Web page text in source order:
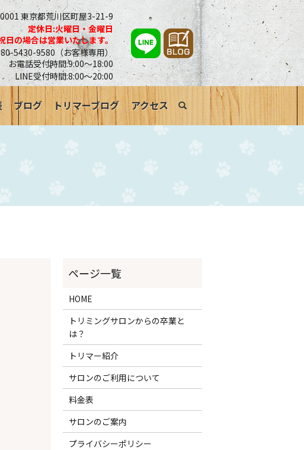
東京都荒川区町屋3-21-9
定休日:火曜日・金曜日
の場合は営業いたします。
5430-9580（お客様専用）
お電話受付時間:9:00～18:00
LINE受付時間:8:00～20:00
ブログ トリマーブログ アクセス search
HOME
トリミングサロンからの卒業と
は？
トリマー紹介
サロンのご利用について
料金表
サロンのご案内
プライバシーポリシー